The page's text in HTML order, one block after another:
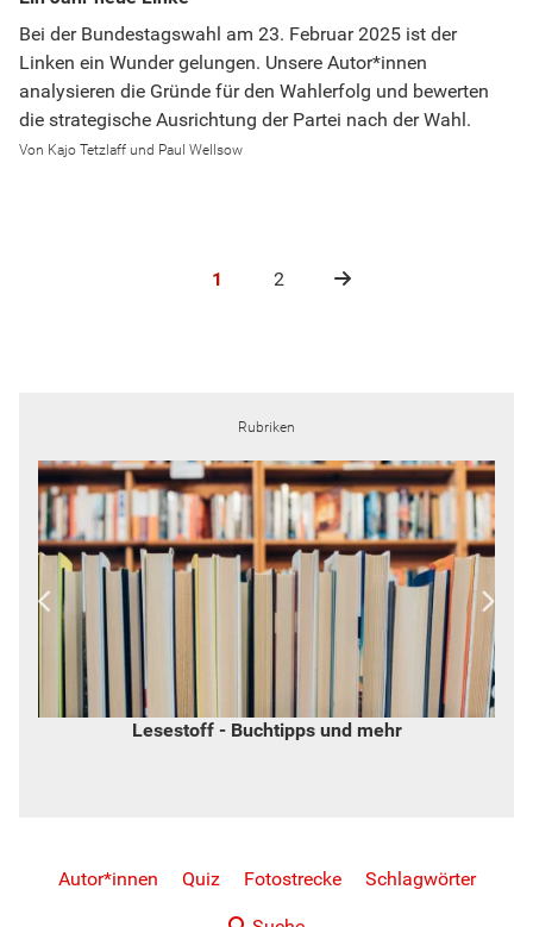
Bei der Bundestagswahl am 23. Februar 2025 ist der
Linken ein Wunder gelungen. Unsere Autor*innen
analysieren die Gründe für den Wahlerfolg und bewerten
die strategische Ausrichtung der Partei nach der Wahl.
Kajo Tetzlaff und Paul Wellsow
1 2
Rubriken
Widerspruch - von Inge Hannemann
Autor*innen Quiz Fotostrecke Schlagwörter